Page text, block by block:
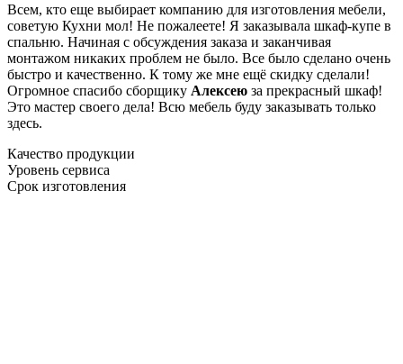
Всем, кто еще выбирает компанию для изготовления мебели,
советую Кухни мол! Не пожалеете! Я заказывала шкаф-купе в
спальню. Начиная с обсуждения заказа и заканчивая
монтажом никаких проблем не было. Все было сделано очень
быстро и качественно. К тому же мне ещё скидку сделали!
Огромное спасибо сборщику Алексею за прекрасный шкаф!
Это мастер своего дела! Всю мебель буду заказывать только
здесь.
Качество продукции
Уровень сервиса
Срок изготовления